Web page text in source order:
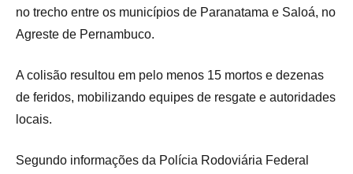
no trecho entre os municípios de Paranatama e Saloá, no
Agreste de Pernambuco.
A colisão resultou em pelo menos 15 mortos e dezenas
de feridos, mobilizando equipes de resgate e autoridades
locais.
Segundo informações da Polícia Rodoviária Federal